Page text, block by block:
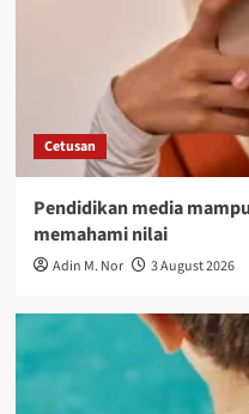
Cetusan
Pendidikan media
memahami nilai
Adin M. Nor 3 August 2026